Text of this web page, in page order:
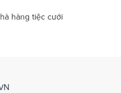
hàng tiệc cưới